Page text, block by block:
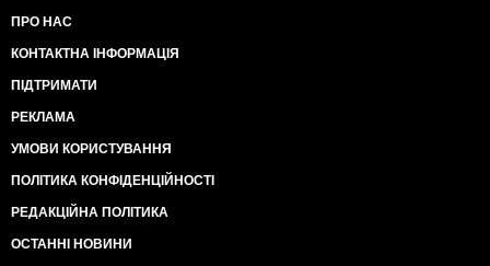
ПРО НАС
КОНТАКТНА ІНФОРМАЦІЯ
ПІДТРИМАТИ
РЕКЛАМА
УМОВИ КОРИСТУВАННЯ
ПОЛІТИКА КОНФІДЕНЦІЙНОСТІ
РЕДАКЦІЙНА ПОЛІТИКА
ОСТАННІ НОВИНИ